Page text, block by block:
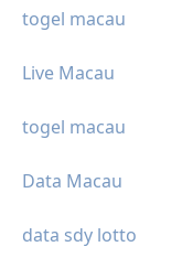
togel macau
Live Macau
togel macau
Data Macau
data sdy lotto